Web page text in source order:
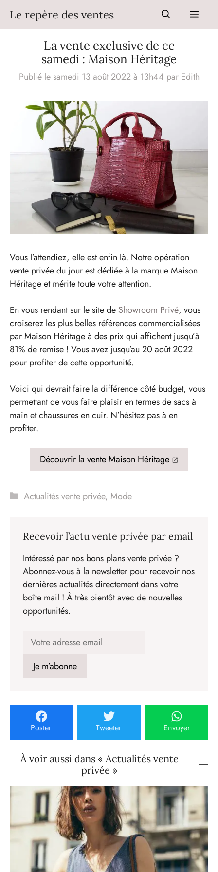
contenu
Le repère des ventes Menu
La vente exclusive de ce
samedi : Maison Héritage
Publié le samedi 13 août 2022 à 13h44 par Edith
Vous l’attendiez, elle est enfin là. Notre opération
vente privée du jour est dédiée à la marque Maison
Héritage et mérite toute votre attention.
En vous rendant sur le site de Showroom Privé, vous
croiserez les plus belles références commercialisées
par Maison Héritage à des prix qui affichent jusqu’à
81% de remise ! Vous avez jusqu’au 20 août 2022
pour profiter de cette opportunité.
Voici qui devrait faire la différence côté budget, vous
permettant de vous faire plaisir en termes de sacs à
main et chaussures en cuir. N’hésitez pas à en
profiter.
Découvrir la vente Maison Héritage
Catégories
Actualités vente privée, Mode
Recevoir l’actu vente privée par email
Intéressé par nos bons plans vente privée ?
Abonnez-vous à la newsletter pour recevoir nos
dernières actualités directement dans votre
boîte mail ! À très bientôt avec de nouvelles
opportunités.
Poster Tweeter Envoyer
À voir aussi dans « Actualités vente
privée »